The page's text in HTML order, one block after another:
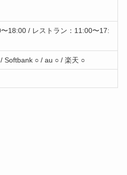
18:00 / レストラン：11:00〜17:
Softbank ○ / au ○ / 楽天 ○